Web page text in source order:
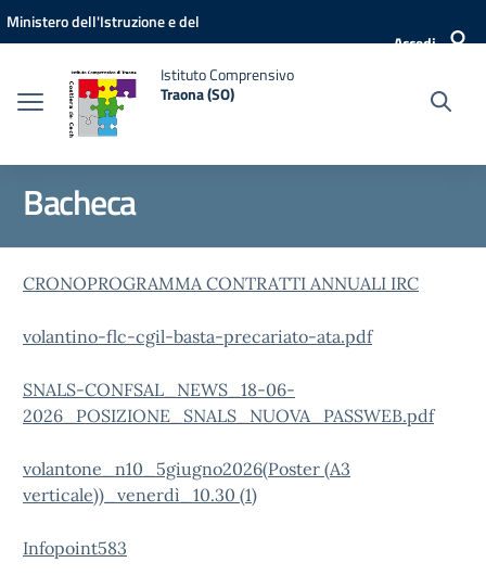
Vai ai contenuti
Vai al menu di navigazione
Vai al footer
Ministero dell'Istruzione e del
Accedi
Istituto Comprensivo
Traona (SO)
Bacheca
CRONOPROGRAMMA CONTRATTI ANNUALI IRC
volantino-flc-cgil-basta-precariato-ata.pdf
SNALS-CONFSAL_NEWS_18-06-
2026_POSIZIONE_SNALS_NUOVA_PASSWEB.pdf
volantone_n10_5giugno2026(Poster (A3
verticale))_venerdì_10.30 (1)
Infopoint583